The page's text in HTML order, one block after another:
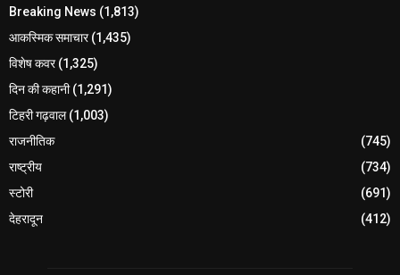
Breaking News (1,813)
आकस्मिक समाचार(1,435)
विशेष कवर(1,325)
दिन की कहानी(1,291)
टिहरी गढ़वाल(1,003)
राजनीतिक
(745)
राष्ट्रीय
(734)
स्टोरी
(691)
देहरादून
(412)